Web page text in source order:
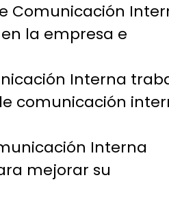
Comunicación
la empresa e
Interna
comunicación
Interna
mejorar su